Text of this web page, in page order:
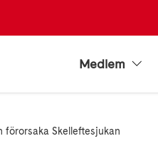
Medlem
förorsaka Skelleftesjukan